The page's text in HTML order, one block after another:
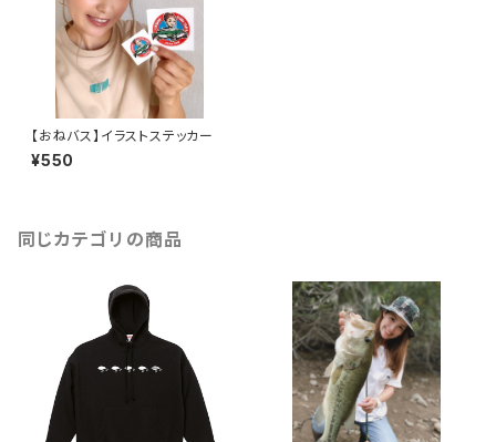
【おねバス】イラストステッカー
¥550
同じカテゴリの商品